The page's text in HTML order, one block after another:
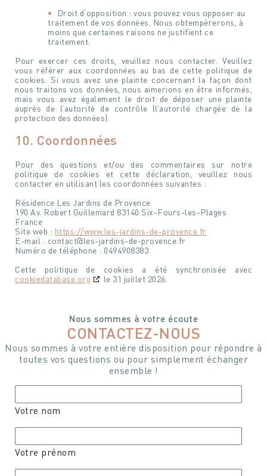
Droit d’opposition : vous pouvez vous opposer au
traitement de vos données. Nous obtempérerons, à
moins que certaines raisons ne justifient ce
traitement.
Pour exercer ces droits, veuillez nous contacter. Veuillez
vous référer aux coordonnées au bas de cette politique de
cookies. Si vous avez une plainte concernant la façon dont
nous traitons vos données, nous aimerions en être informés,
mais vous avez également le droit de déposer une plainte
auprès de l’autorité de contrôle (l’autorité chargée de la
protection des données).
10. Coordonnées
Pour des questions et/ou des commentaires sur notre
politique de cookies et cette déclaration, veuillez nous
contacter en utilisant les coordonnées suivantes :
Résidence Les Jardins de Provence
190 Av. Robert Guillemard 83140 Six-Fours-les-Plages
France
Site web : https://www.les-jardins-de-provence.fr
E-mail : contact@les-jardins-de-provence.fr
Numéro de téléphone : 0494908383
Cette politique de cookies a été synchronisée avec
cookiedatabase.org
le 31 juillet 2026.
Nous sommes à votre écoute
CONTACTEZ-NOUS
Nous sommes à votre entière disposition pour répondre à
toutes vos questions ou pour simplement échanger
ensemble !
Votre nom
Votre prénom